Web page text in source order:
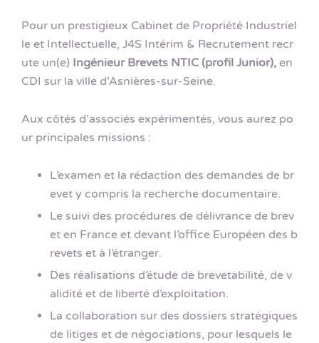
Pour un prestigieux Cabinet de Propriété Industriel
le et Intellectuelle, J4S Intérim & Recrutement recr
ute un(e) Ingénieur Brevets NTIC (profil Junior), en
CDI sur la ville d’Asnières-sur-Seine.
Aux côtés d’associés expérimentés, vous aurez po
ur principales missions :
L’examen et la rédaction des demandes de br
evet y compris la recherche documentaire.
Le suivi des procédures de délivrance de brev
et en France et devant l’office Européen des b
revets et à l’étranger.
Des réalisations d’étude de brevetabilité, de v
alidité et de liberté d’exploitation.
La collaboration sur des dossiers stratégiques
de litiges et de négociations, pour lesquels le